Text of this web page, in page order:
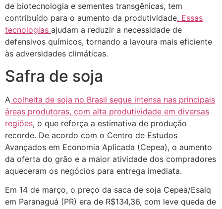
de biotecnologia e sementes transgênicas, tem
contribuído para o aumento da produtividade. Essas
tecnologias ajudam a reduzir a necessidade de
defensivos químicos, tornando a lavoura mais eficiente
às adversidades climáticas.
Safra de soja
A colheita de soja no Brasil segue intensa nas principais
áreas produtoras, com alta produtividade em diversas
regiões, o que reforça a estimativa de produção
recorde. De acordo com o Centro de Estudos
Avançados em Economia Aplicada (Cepea), o aumento
da oferta do grão e a maior atividade dos compradores
aqueceram os negócios para entrega imediata.
Em 14 de março, o preço da saca de soja Cepea/Esalq
em Paranaguá (PR) era de R$134,36, com leve queda de